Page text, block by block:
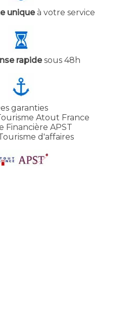
uniqueà votre service
rapidesous 48h
garanties
Atout France
Financière APST
d'affaires